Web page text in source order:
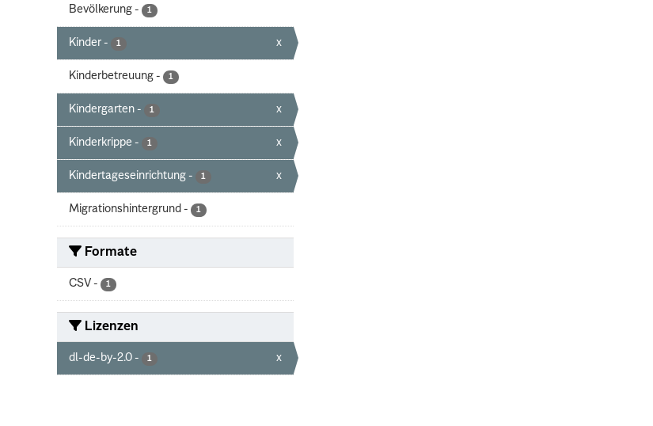
Bevölkerung - 1
Kinder - 1 x
Kinderbetreuung - 1
Kindergarten - 1 x
Kinderkrippe - 1 x
Kindertageseinrichtung - 1 x
Migrationshintergrund - 1
Formate
CSV - 1
Lizenzen
dl-de-by-2.0 - 1 x